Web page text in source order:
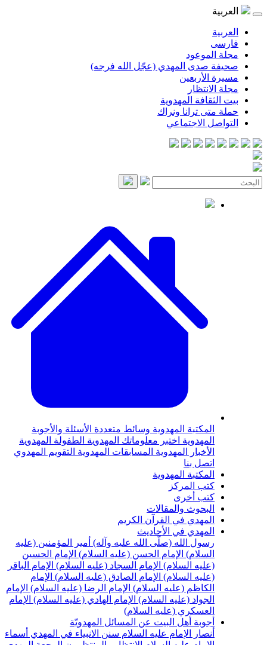
المهدي (عجّل الله فرجه)
المهدوية
ترانا ونراك
الاجتماعي
المهدويةوسائط متعددةالأسئلة والأجوبة
اختبر معلوماتك المهدويةالطفولة المهدوية
المهدويةالمسابقات المهدويةالتقويم المهدوي
المهدوية
والمقالات
في القرآن الكريم
في الأحاديث
الله (صلّى الله عليه وآله) أمير المؤمنين (عليه
الإمام الحسن (عليه السلام) الإمام الحسين
الإمام السجاد (عليه السلام) الإمام الباقر
الإمام الصادق (عليه السلام) الإمام
(عليه السلام) الإمام الرضا (عليه السلام) الإمام
(عليه السلام) الإمام الهادي (عليه السلام) الإمام
(عليه السلام)
أهل البيت عن المسائل المهدويّة
الإمام عليه السلامسنن الانبياء في المهديأسماء